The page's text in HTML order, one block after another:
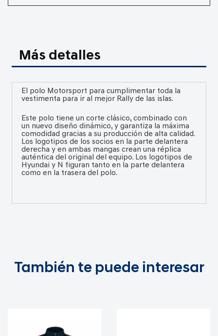
Más detalles
El polo Motorsport para cumplimentar toda la
vestimenta para ir al mejor Rally de las islas.
Este polo tiene un corte clásico, combinado con
un nuevo diseño dinámico, y garantiza la máxima
comodidad gracias a su producción de alta calidad.
Los logotipos de los socios en la parte delantera
derecha y en ambas mangas crean una réplica
auténtica del original del equipo. Los logotipos de
Hyundai y N figuran tanto en la parte delantera
como en la trasera del polo.
También te puede interesar